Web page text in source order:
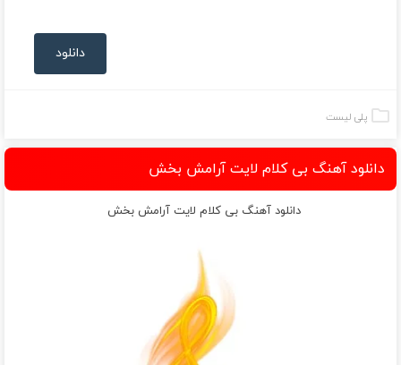
دانلود
پلی لیست
دانلود آهنگ بی کلام لایت آرامش بخش
دانلود آهنگ بی کلام لایت آرامش بخش